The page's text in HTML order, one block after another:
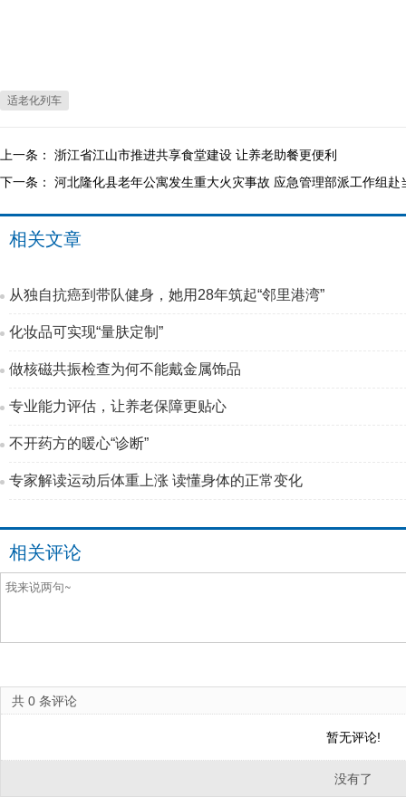
适老化列车
上一条： 浙江省江山市推进共享食堂建设 让养老助餐更便利
下一条： 河北隆化县老年公寓发生重大火灾事故 应急管理部派工作组赴
相关文章
从独自抗癌到带队健身，她用28年筑起“邻里港湾”
化妆品可实现“量肤定制”
做核磁共振检查为何不能戴金属饰品
专业能力评估，让养老保障更贴心
不开药方的暖心“诊断”
专家解读运动后体重上涨 读懂身体的正常变化
相关评论
共 0 条评论
暂无评论!
没有了